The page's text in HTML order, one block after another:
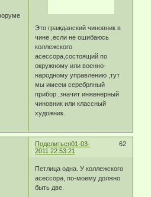
Это гражданский чиновник в
чине ,если не ошибаюсь
коллежского
асессора,состоящий по
окружному или военно-
народному управлению ,тут
мы имеем серебряный
прибор ,значит инженерный
чиновник или классный
художник.
Поделиться 62
01-03-
2011 22:53:21
Петлица одна. У коллежского
асессора, по-моему должно
быть две.